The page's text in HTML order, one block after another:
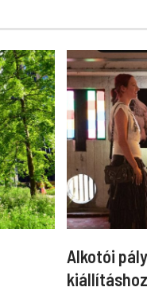
Alkotói
kiállításhoz